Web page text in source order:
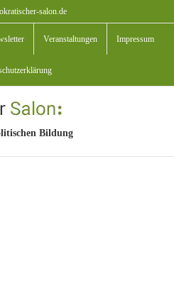
salon.de
Veranstaltungen Impressum
Bildung